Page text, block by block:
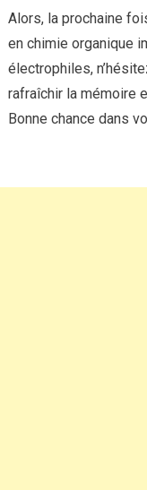
Alors, la prochaine
en chimie organique
électrophiles,
rafraîchir la mémoire
Bonne chance dans